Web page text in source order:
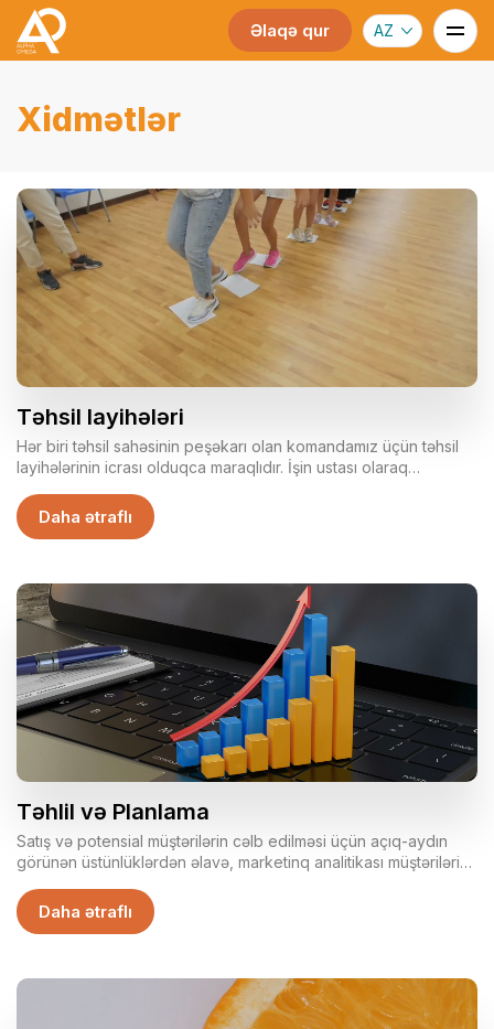
Əlaqə qur AZ
Xidmətlər
Təhsil layihələri
Hər biri təhsil sahəsinin peşəkarı olan komandamız üçün təhsil
layihələrinin icrası olduqca maraqlıdır. İşin ustası olaraq
təşkilatçılıq həyata keçiririk. Eyni zamanda təhsil layihələrinin
geniş kütlələrə çatıdırlmasına da şərait yaradırıq.
Daha ətraflı
Təhlil və Planlama
Satış və potensial müştərilərin cəlb edilməsi üçün açıq-aydın
görünən üstünlüklərdən əlavə, marketinq analitikası müştərilərin
edə bilər. Xüsusilə də analitika xərcləri azaltmaqla nəticələri
təkmilləşdirməyə imkan yaradaraq, marketinq kampaniyalarını
Daha ətraflı